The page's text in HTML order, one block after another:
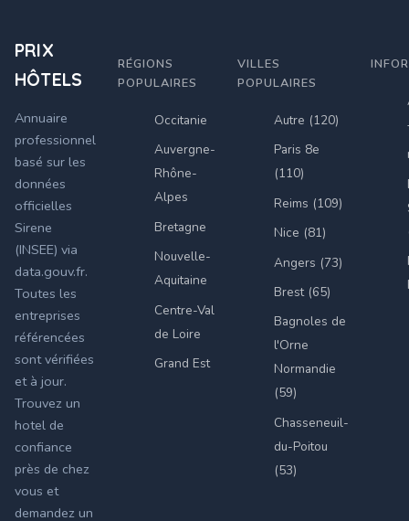
PRIX
HÔTELS
Annuaire
professionnel
basé sur les
données
officielles
Sirene
(INSEE) via
data.gouv.fr.
Toutes les
entreprises
référencées
sont vérifiées
et à jour.
Trouvez un
hotel de
confiance
près de chez
vous et
demandez un
RÉGIONS
POPULAIRES
Occitanie
Auvergne-
Rhône-
Alpes
Bretagne
Nouvelle-
Aquitaine
Centre-Val
de Loire
Grand Est
VILLES
POPULAIRES
Autre (120)
Paris 8e
(110)
Reims (109)
Nice (81)
Angers (73)
Brest (65)
Bagnoles de
l'Orne
Normandie
(59)
Chasseneuil-
du-Poitou
(53)